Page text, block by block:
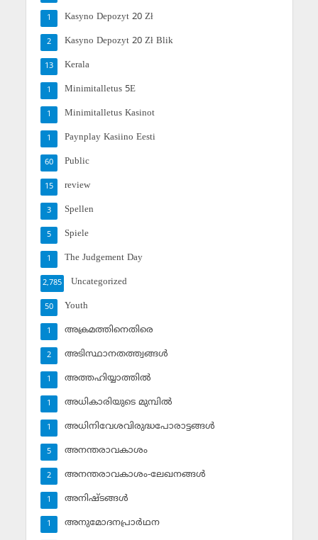
Kasyno Depozyt 20 Zł
1
Kasyno Depozyt 20 Zł Blik
2
Kerala
13
Minimitalletus 5E
1
Minimitalletus Kasinot
1
Paynplay Kasiino Eesti
1
Public
60
review
15
Spellen
3
Spiele
5
The Judgement Day
1
Uncategorized
2,785
Youth
50
അക്രമത്തിനെതിരെ
1
അടിസ്ഥാനതത്ത്വങ്ങള്‍
2
അത്തഹിയ്യാത്തില്‍
1
അധികാരിയുടെ മുമ്പില്‍
1
അധിനിവേശവിരുദ്ധപോരാട്ടങ്ങള്‍
1
അനന്തരാവകാശം
5
അനന്തരാവകാശം-ലേഖനങ്ങള്‍
2
അനിഷ്ടങ്ങള്‍
1
അനുമോദനപ്രാര്‍ഥന
1